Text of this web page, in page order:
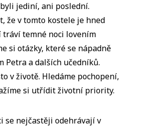
jediní, ani poslední.
že v tomto kostele je hned
temné noci lovením
si otázky, které se nápadně
Petra a dalších učedníků.
v životě. Hledáme pochopení,
si utřídit životní priority.
se nejčastěji odehrávají v